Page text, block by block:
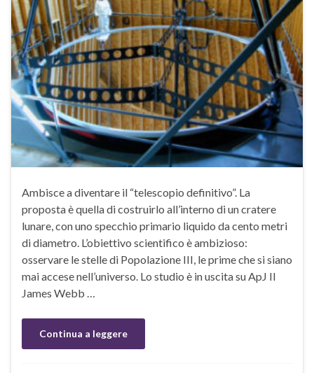
Ambisce a diventare il “telescopio definitivo”. La
proposta è quella di costruirlo all’interno di un cratere
lunare, con uno specchio primario liquido da cento metri
di diametro. L’obiettivo scientifico è ambizioso:
osservare le stelle di Popolazione III, le prime che si siano
mai accese nell’universo. Lo studio è in uscita su ApJ Il
James Webb …
Continua a leggere